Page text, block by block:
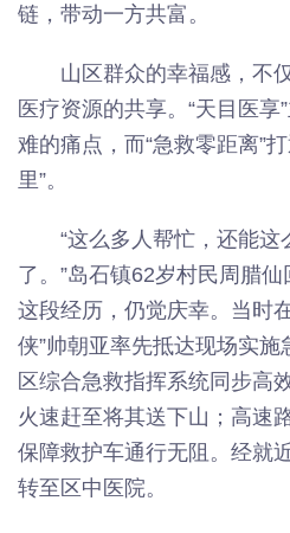
链，带动一方共富。
山区群众的幸福感，不
医疗资源的共享。“天目医
难的痛点，而“急救零距离”
里”。
“这么多人帮忙，还能
了。”岛石镇62岁村民周腊
这段经历，仍觉庆幸。当时
侠”帅朝亚率先抵达现场实
区综合急救指挥系统同步高
火速赶至将其送下山；高速
保障救护车通行无阻。经就
转至区中医院。